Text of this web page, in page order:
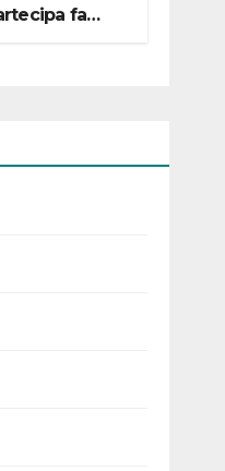
fa
con due